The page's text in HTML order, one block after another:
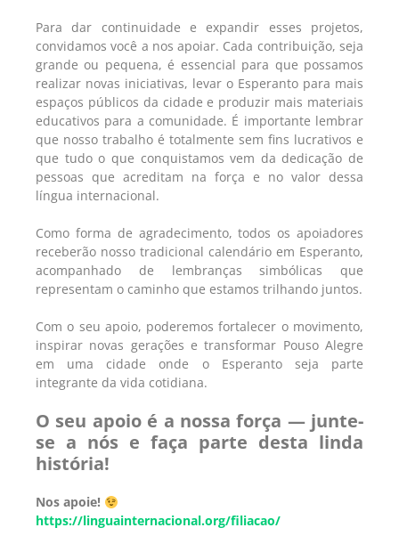
Para dar continuidade e expandir esses projetos,
convidamos você a nos apoiar. Cada contribuição, seja
grande ou pequena, é essencial para que possamos
realizar novas iniciativas, levar o Esperanto para mais
espaços públicos da cidade e produzir mais materiais
educativos para a comunidade. É importante lembrar
que nosso trabalho é totalmente sem fins lucrativos e
que tudo o que conquistamos vem da dedicação de
pessoas que acreditam na força e no valor dessa
língua internacional.
Como forma de agradecimento, todos os apoiadores
receberão nosso tradicional calendário em Esperanto,
acompanhado de lembranças simbólicas que
representam o caminho que estamos trilhando juntos.
Com o seu apoio, poderemos fortalecer o movimento,
inspirar novas gerações e transformar Pouso Alegre
em uma cidade onde o Esperanto seja parte
integrante da vida cotidiana.
O seu apoio é a nossa força — junte-
se a nós e faça parte desta linda
história!
Nos apoie!
https://linguainternacional.org/filiacao/